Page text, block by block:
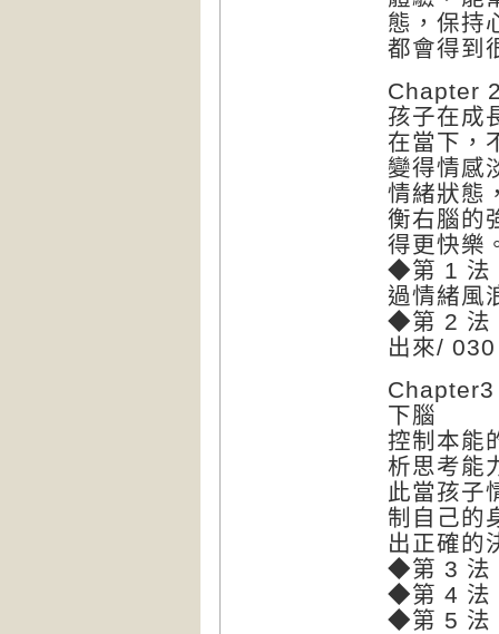
態，保持
都會得到
Chapter
孩子在成
在當下，
變得情感
情緒狀態
衡右腦的
得更快樂
◆第 1 法
過情緒風
◆第 2 法
出來/ 030
Chapter3
下腦
控制本能
析思考能
此當孩子
制自己的
出正確的
◆第 3 法
◆第 4 法
◆第 5 法